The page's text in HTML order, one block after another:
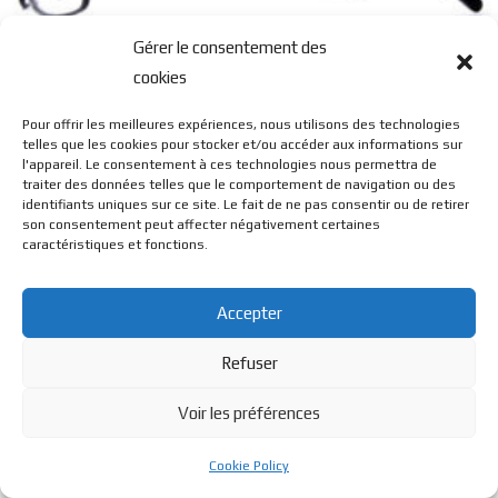
Gérer le consentement des
cookies
Pour offrir les meilleures expériences, nous utilisons des technologies
telles que les cookies pour stocker et/ou accéder aux informations sur
l'appareil. Le consentement à ces technologies nous permettra de
traiter des données telles que le comportement de navigation ou des
identifiants uniques sur ce site. Le fait de ne pas consentir ou de retirer
son consentement peut affecter négativement certaines
caractéristiques et fonctions.
Accepter
Refuser
Voir les préférences
Cookie Policy
JCL 1605
© BL Optique - 22 Rue de la Cueille - 39170 Lavans Les St